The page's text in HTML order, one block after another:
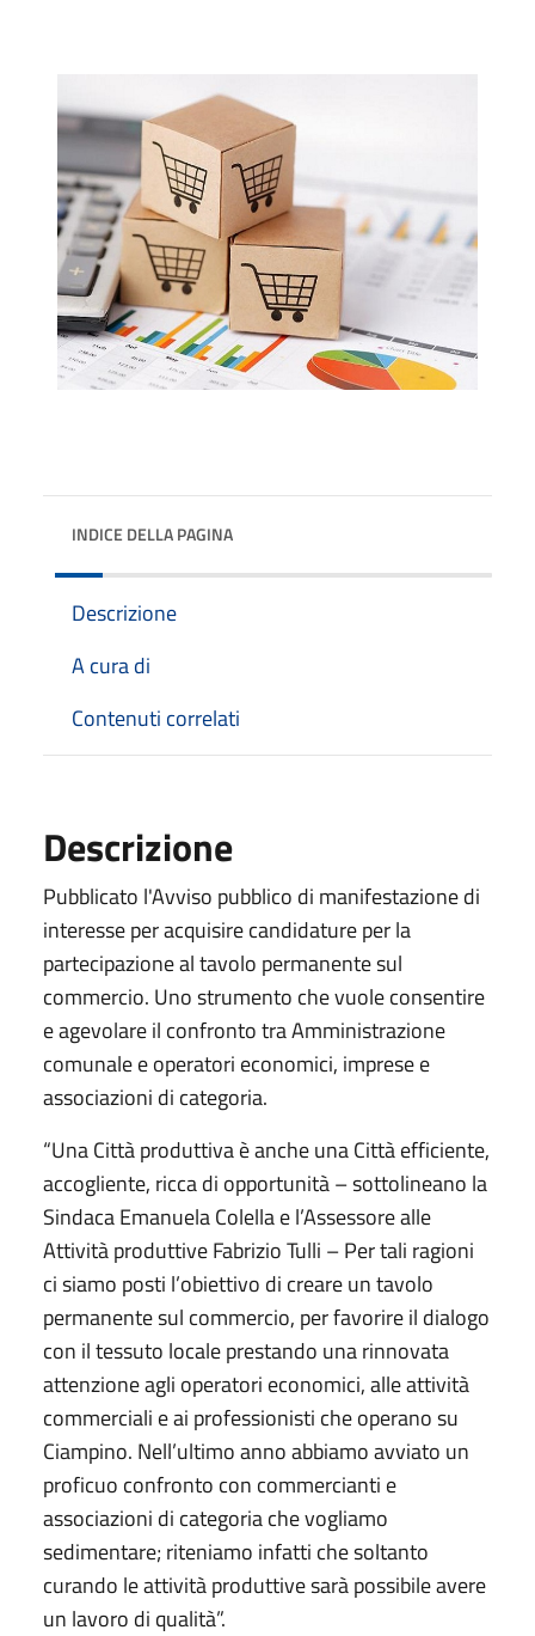
INDICE DELLA PAGINA
Descrizione
A cura di
Contenuti correlati
Descrizione
Pubblicato l'Avviso pubblico di manifestazione di
interesse per acquisire candidature per la
partecipazione al tavolo permanente sul
commercio. Uno strumento che vuole consentire
e agevolare il confronto tra Amministrazione
comunale e operatori economici, imprese e
associazioni di categoria.
“Una Città produttiva è anche una Città efficiente,
accogliente, ricca di opportunità – sottolineano la
Sindaca Emanuela Colella e l’Assessore alle
Attività produttive Fabrizio Tulli – Per tali ragioni
ci siamo posti l’obiettivo di creare un tavolo
permanente sul commercio, per favorire il dialogo
con il tessuto locale prestando una rinnovata
attenzione agli operatori economici, alle attività
commerciali e ai professionisti che operano su
Ciampino. Nell’ultimo anno abbiamo avviato un
proficuo confronto con commercianti e
associazioni di categoria che vogliamo
sedimentare; riteniamo infatti che soltanto
curando le attività produttive sarà possibile avere
un lavoro di qualità”.